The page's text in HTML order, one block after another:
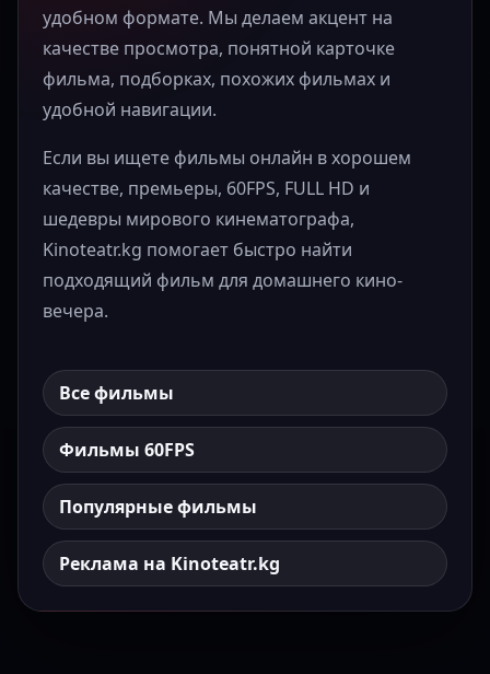
удобном формате. Мы делаем акцент на
качестве просмотра, понятной карточке
фильма, подборках, похожих фильмах и
удобной навигации.
Если вы ищете фильмы онлайн в хорошем
качестве, премьеры, 60FPS, FULL HD и
шедевры мирового кинематографа,
Kinoteatr.kg помогает быстро найти
подходящий фильм для домашнего кино-
вечера.
Все фильмы
Фильмы 60FPS
Популярные фильмы
Реклама на Kinoteatr.kg